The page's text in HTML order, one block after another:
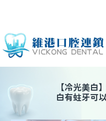
【冷光美白】
白有蛀牙可